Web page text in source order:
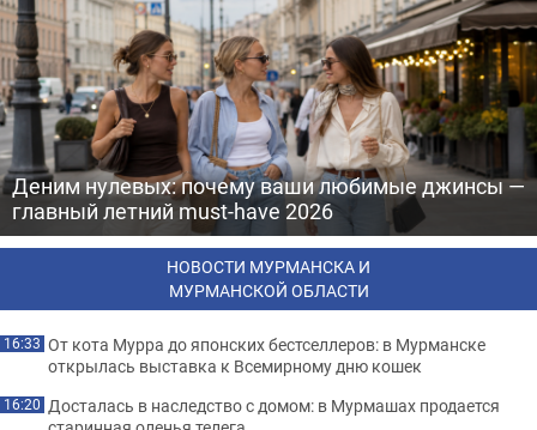
Деним нулевых: почему ваши любимые джинсы —
главный летний must-have 2026
НОВОСТИ МУРМАНСКА И
МУРМАНСКОЙ ОБЛАСТИ
16:33 От кота Мурра до японских бестселлеров: в Мурманске
открылась выставка к Всемирному дню кошек
16:20 Досталась в наследство с домом: в Мурмашах продается